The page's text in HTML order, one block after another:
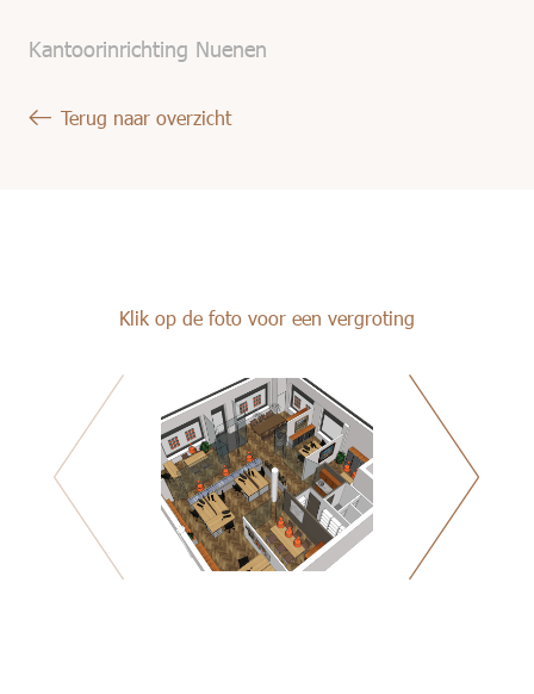
Kantoorinrichting Nuenen
Terug naar overzicht
Klik op de foto voor een vergroting